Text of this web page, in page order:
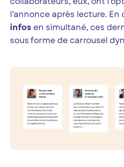
l’annonce après lecture. En
infos en simultané, ces
sous forme de carrousel